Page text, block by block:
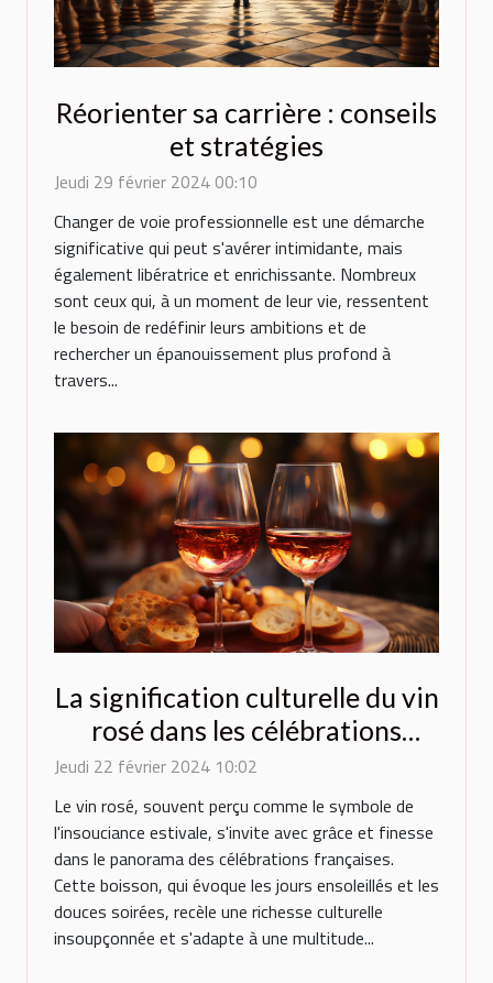
Réorienter sa carrière : conseils
et stratégies
Jeudi 29 février 2024 00:10
Changer de voie professionnelle est une démarche
significative qui peut s'avérer intimidante, mais
également libératrice et enrichissante. Nombreux
sont ceux qui, à un moment de leur vie, ressentent
le besoin de redéfinir leurs ambitions et de
rechercher un épanouissement plus profond à
travers...
La signification culturelle du vin
rosé dans les célébrations
françaises
Jeudi 22 février 2024 10:02
Le vin rosé, souvent perçu comme le symbole de
l'insouciance estivale, s'invite avec grâce et finesse
dans le panorama des célébrations françaises.
Cette boisson, qui évoque les jours ensoleillés et les
douces soirées, recèle une richesse culturelle
insoupçonnée et s'adapte à une multitude...